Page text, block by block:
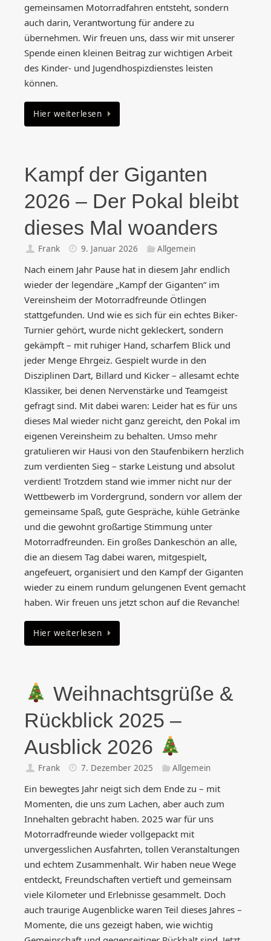
gemeinsamen Motorradfahren entsteht, sondern
auch darin, Verantwortung für andere zu
übernehmen. Wir freuen uns, dass wir mit unserer
Spende einen kleinen Beitrag zur wichtigen Arbeit
des Kinder- und Jugendhospizdienstes leisten
können.
Hier weiterlesen
Kampf der Giganten
2026 – Der Pokal bleibt
dieses Mal woanders
Frank 9. Januar 2026 Allgemein
Nach einem Jahr Pause hat in diesem Jahr endlich
wieder der legendäre „Kampf der Giganten“ im
Vereinsheim der Motorradfreunde Ötlingen
stattgefunden. Und wie es sich für ein echtes Biker-
Turnier gehört, wurde nicht gekleckert, sondern
gekämpft – mit ruhiger Hand, scharfem Blick und
jeder Menge Ehrgeiz. Gespielt wurde in den
Disziplinen Dart, Billard und Kicker – allesamt echte
Klassiker, bei denen Nervenstärke und Teamgeist
gefragt sind. Mit dabei waren: Leider hat es für uns
dieses Mal wieder nicht ganz gereicht, den Pokal im
eigenen Vereinsheim zu behalten. Umso mehr
gratulieren wir Hausi von den Staufenbikern herzlich
zum verdienten Sieg – starke Leistung und absolut
verdient! Trotzdem stand wie immer nicht nur der
Wettbewerb im Vordergrund, sondern vor allem der
gemeinsame Spaß, gute Gespräche, kühle Getränke
und die gewohnt großartige Stimmung unter
Motorradfreunden. Ein großes Dankeschön an alle,
die an diesem Tag dabei waren, mitgespielt,
angefeuert, organisiert und den Kampf der Giganten
wieder zu einem rundum gelungenen Event gemacht
haben. Wir freuen uns jetzt schon auf die Revanche!
Hier weiterlesen
Weihnachtsgrüße &
Rückblick 2025 –
Ausblick 2026
Frank 7. Dezember 2025 Allgemein
Ein bewegtes Jahr neigt sich dem Ende zu – mit
Momenten, die uns zum Lachen, aber auch zum
Innehalten gebracht haben. 2025 war für uns
Motorradfreunde wieder vollgepackt mit
unvergesslichen Ausfahrten, tollen Veranstaltungen
und echtem Zusammenhalt. Wir haben neue Wege
entdeckt, Freundschaften vertieft und gemeinsam
viele Kilometer und Erlebnisse gesammelt. Doch
auch traurige Augenblicke waren Teil dieses Jahres –
Momente, die uns gezeigt haben, wie wichtig